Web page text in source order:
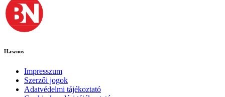
Hasznos
Impresszum
Szerzői jogok
Adatvédelmi tájékoztató